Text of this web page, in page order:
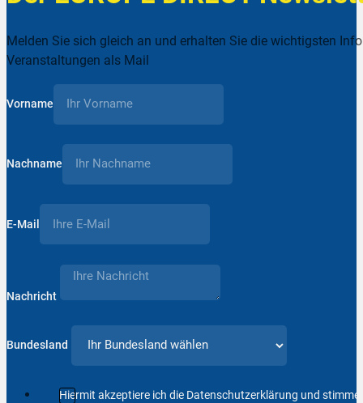
Melden Sie sich gleich an und erhalten Sie die wichtigsten
Veranstaltungen als Mail
Vorname
Nachname
E-Mail
Nachricht
Bundesland
Hiermit akzeptiere ich die Datenschutzerklärung und